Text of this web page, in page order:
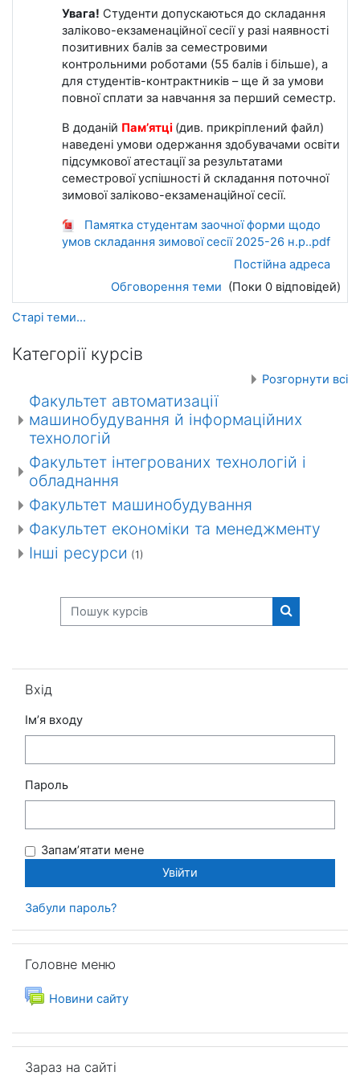
Увага! Студенти допускаються до складання
заліково-екзаменаційної сесії у разі наявності
позитивних балів за семестровими
контрольними роботами (55 балів і більше), а
для студентів-контрактників – ще й за умови
повної сплати за навчання за перший семестр.
В доданій Пам’ятці (див. прикріплений файл)
наведені умови одержання здобувачами освіти
підсумкової атестації за результатами
семестрової успішності й складання поточної
зимової заліково-екзаменаційної сесії.
Памятка студентам заочної форми щодо
умов складання зимової сесії 2025-26 н.р..pdf
Постійна адреса
Обговорення теми (Поки 0 відповідей)
Старі теми...
Категорії курсів
Розгорнути всі
Факультет автоматизації
машинобудування й інформаційних
технологій
Факультет інтегрованих технологій і
обладнання
Факультет машинобудування
Факультет економіки та менеджменту
Інші ресурси (1)
Пошук курсів
Пошук
Вхід
Ім’я входу
Пароль
Запам’ятати мене
Забули пароль?
Головне меню
Новини сайтуФорум
Зараз на сайті